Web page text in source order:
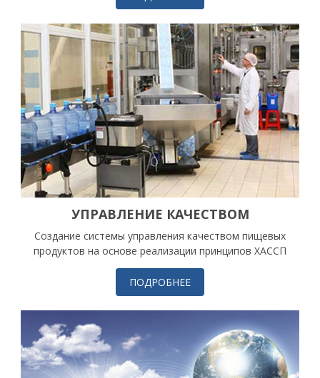
УПРАВЛЕНИЕ КАЧЕСТВОМ
Создание системы управления качеством пищевых
продуктов на основе реализации принципов ХАССП
ПОДРОБНЕЕ